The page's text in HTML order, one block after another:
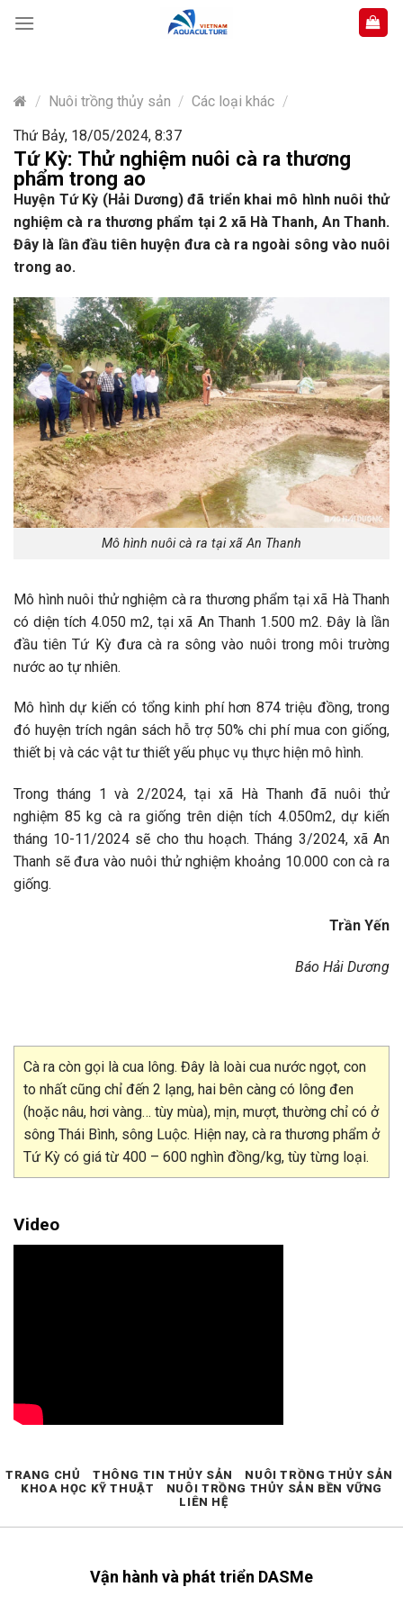
content
/ Nuôi trồng thủy sản / Các loại khác /
Thứ Bảy, 18/05/2024, 8:37
Tứ Kỳ: Thử nghiệm nuôi cà ra thương
phẩm trong ao
Huyện Tứ Kỳ (Hải Dương) đã triển khai mô hình nuôi thử
nghiệm cà ra thương phẩm tại 2 xã Hà Thanh, An Thanh.
Đây là lần đầu tiên huyện đưa cà ra ngoài sông vào nuôi
trong ao.
Mô hình nuôi cà ra tại xã An Thanh
Mô hình nuôi thử nghiệm cà ra thương phẩm tại xã Hà Thanh
có diện tích 4.050 m2, tại xã An Thanh 1.500 m2. Đây là lần
đầu tiên Tứ Kỳ đưa cà ra sông vào nuôi trong môi trường
nước ao tự nhiên.
Mô hình dự kiến có tổng kinh phí hơn 874 triệu đồng, trong
đó huyện trích ngân sách hỗ trợ 50% chi phí mua con giống,
thiết bị và các vật tư thiết yếu phục vụ thực hiện mô hình.
Trong tháng 1 và 2/2024, tại xã Hà Thanh đã nuôi thử
nghiệm 85 kg cà ra giống trên diện tích 4.050m2, dự kiến
tháng 10-11/2024 sẽ cho thu hoạch. Tháng 3/2024, xã An
Thanh sẽ đưa vào nuôi thử nghiệm khoảng 10.000 con cà ra
giống.
Trần Yến
Báo Hải Dương
Cà ra còn gọi là cua lông. Đây là loài cua nước ngọt, con
to nhất cũng chỉ đến 2 lạng, hai bên càng có lông đen
(hoặc nâu, hơi vàng… tùy mùa), mịn, mượt, thường chỉ có ở
sông Thái Bình, sông Luộc. Hiện nay, cà ra thương phẩm ở
Tứ Kỳ có giá từ 400 – 600 nghìn đồng/kg, tùy từng loại.
Video
Vận hành và phát triển DASMe
TRANG CHỦ THÔNG TIN THỦY SẢN
NUÔI TRỒNG THỦY SẢN
KHOA HỌC KỸ THUẬT
NUÔI TRỒNG THỦY SẢN BỀN VỮNG
LIÊN HỆ